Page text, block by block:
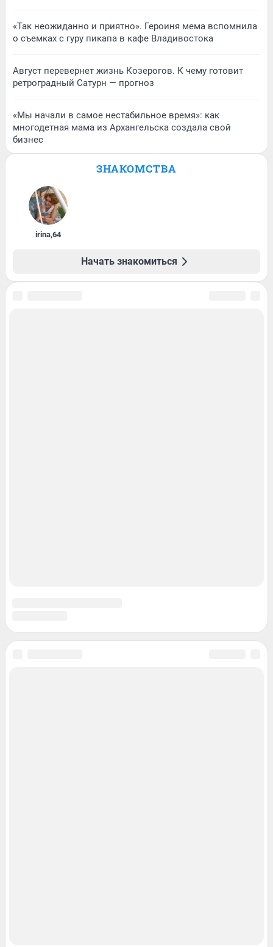
«Так неожиданно и приятно». Героиня мема вспомнила
о съемках с гуру пикапа в кафе Владивостока
Август перевернет жизнь Козерогов. К чему готовит
ретроградный Сатурн — прогноз
«Мы начали в самое нестабильное время»: как
многодетная мама из Архангельска создала свой
бизнес
ЗНАКОМСТВА
irina,64
Начать знакомиться